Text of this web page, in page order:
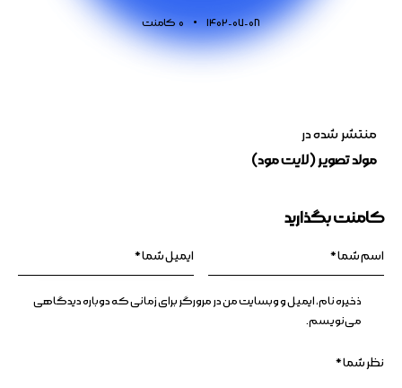
1402-07-08
0 کامنت
منتشر شده در
مولد تصویر (لایت مود)
کامنت بگذارید
ذخیره نام، ایمیل و وبسایت من در مرورگر برای زمانی که دوباره دیدگاهی
می‌نویسم.